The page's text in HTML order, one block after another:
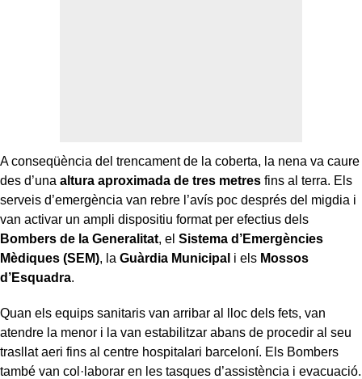
A conseqüència del trencament de la coberta, la nena va caure
des d’una altura aproximada de tres metres fins al terra. Els
serveis d’emergència van rebre l’avís poc després del migdia i
van activar un ampli dispositiu format per efectius dels
Bombers de la Generalitat, el Sistema d’Emergències
Mèdiques (SEM), la Guàrdia Municipal i els Mossos
d’Esquadra.
Quan els equips sanitaris van arribar al lloc dels fets, van
atendre la menor i la van estabilitzar abans de procedir al seu
trasllat aeri fins al centre hospitalari barceloní. Els Bombers
també van col·laborar en les tasques d’assistència i evacuació.